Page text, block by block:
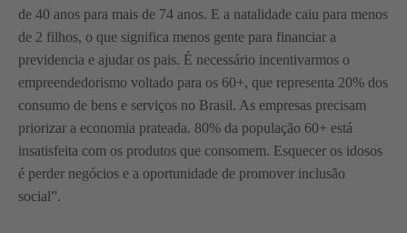
de 40 anos para mais de 74 anos. E a natalidade caiu para menos
de 2 filhos, o que significa menos gente para financiar a
previdencia e ajudar os pais. É necessário incentivarmos o
empreendedorismo voltado para os 60+, que representa 20% dos
consumo de bens e serviços no Brasil. As empresas precisam
priorizar a economia prateada. 80% da população 60+ está
insatisfeita com os produtos que consomem. Esquecer os idosos
é perder negócios e a oportunidade de promover inclusão
social”.